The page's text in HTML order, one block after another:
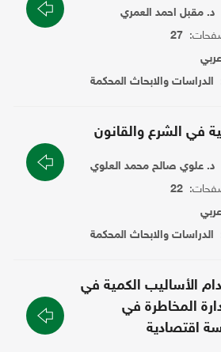
د. مقبل احمد العمري
27
عربي
الدراسات والابحاث المحكمة
في الشرع والقانون
د. علوي صالح محمد العلوي
22
عربي
الدراسات والابحاث المحكمة
الأساليب الكمية في
المخاطرة في
اقتصادية